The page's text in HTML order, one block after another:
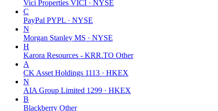
Vici Properties VICI · NYSE
C
PayPal PYPL · NYSE
N
Morgan Stanley MS · NYSE
H
Karora Resources - KRR.TO Other
A
CK Asset Holdings 1113 · HKEX
N
AIA Group Limited 1299 · HKEX
B
Blackberry Other